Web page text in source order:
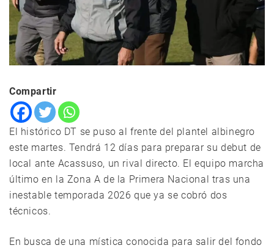
Compartir
El histórico DT se puso al frente del plantel albinegro
este martes. Tendrá 12 días para preparar su debut de
local ante Acassuso, un rival directo. El equipo marcha
último en la Zona A de la Primera Nacional tras una
inestable temporada 2026 que ya se cobró dos
técnicos.
En busca de una mística conocida para salir del fondo